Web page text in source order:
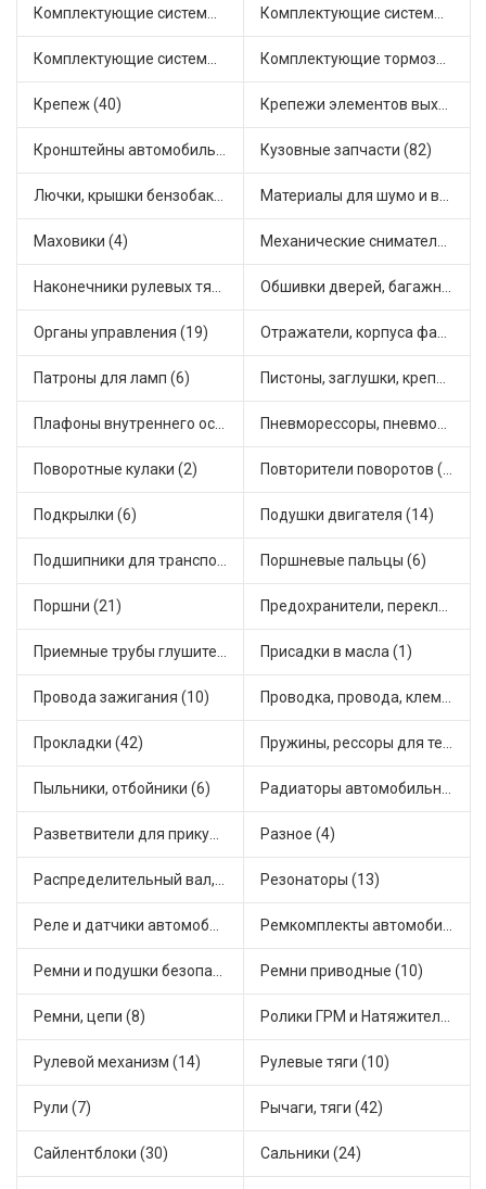
Комплектующие системы выпуска отработавших газов (10) Комплектующие системы отопления (25)
Комплектующие системы питания (12) Комплектующие тормозной системы (22)
Крепеж (40) Крепежи элементов выхлопной системы (5)
Кронштейны автомобильные (4) Кузовные запчасти (82)
Лючки, крышки бензобака (6) Материалы для шумо и виброизоляции (1)
Маховики (4) Механические сниматели (1)
Наконечники рулевых тяг (30) Обшивки дверей, багажника, потолков, накладки салона (36)
Органы управления (19) Отражатели, корпуса фар и фонарей (1)
Патроны для ламп (6) Пистоны, заглушки, крепежные элементы (12)
Плафоны внутреннего освещения (1) Пневморессоры, пневмоподушки (1)
Поворотные кулаки (2) Повторители поворотов (10)
Подкрылки (6) Подушки двигателя (14)
Подшипники для транспорта (43) Поршневые пальцы (6)
Поршни (21) Предохранители, переключатели, кнопки автомобильные (40)
Приемные трубы глушителя (5) Присадки в масла (1)
Провода зажигания (10) Проводка, провода, клеммы и разъемы (23)
Прокладки (42) Пружины, рессоры для техники (29)
Пыльники, отбойники (6) Радиаторы автомобильные (17)
Разветвители для прикуривателя (3) Разное (4)
Распределительный вал, шестерни распределительного (7) Резонаторы (13)
Реле и датчики автомобильные (82) Ремкомплекты автомобильные (81)
Ремни и подушки безопасности (9) Ремни приводные (10)
Ремни, цепи (8) Ролики ГРМ и Натяжители (17)
Рулевой механизм (14) Рулевые тяги (10)
Рули (7) Рычаги, тяги (42)
Сайлентблоки (30) Сальники (24)